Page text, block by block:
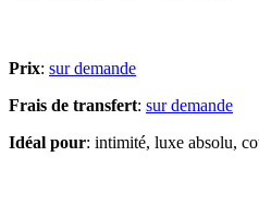
Prix: sur demande
Frais de transfert: sur demande
Idéal pour: intimité, luxe absolu,